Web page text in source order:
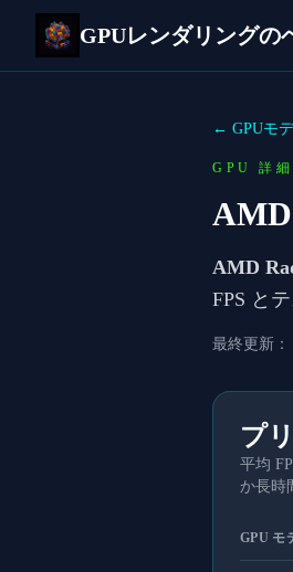
GPUレンダリングの
← GPUモ
GPU 詳細
AMD
FPS と
最終更新：
プ
平均
か長時
GPU モ